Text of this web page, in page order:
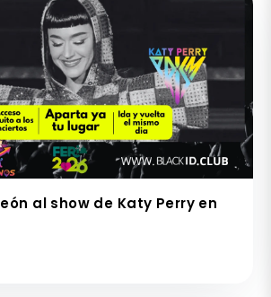
al show de Katy Perry en